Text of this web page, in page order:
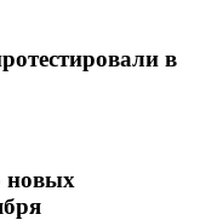
в
новых